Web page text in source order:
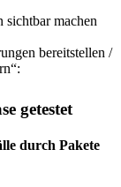
machen
bereitstellen /
getestet
durch Pakete